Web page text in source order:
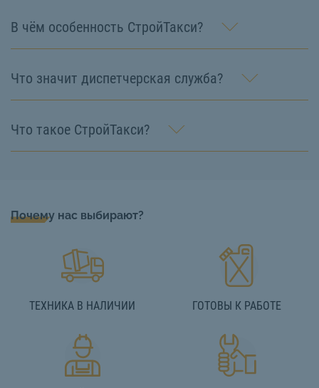
В чём особенность СтройТакси?
Что значит диспетчерская служба?
Что такое СтройТакси?
Почему нас выбирают?
ТЕХНИКА В НАЛИЧИИ ГОТОВЫ К РАБОТЕ